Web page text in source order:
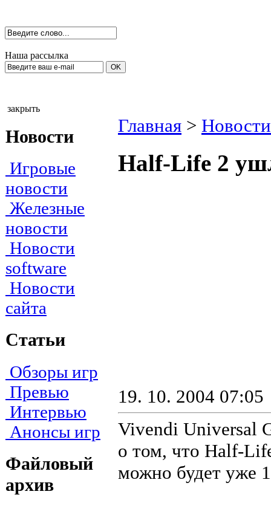
Наша рассылка
закрыть
Новости
Игровые
новости
Железные
новости
Новости
software
Новости
сайта
Статьи
Обзоры игр
Превью
Интервью
Анонсы игр
Файловый
архив
Главная >
Half-Life 2
19. 10. 2004 07:05
Vivendi Universal
о том, что Half-
можно будет уже